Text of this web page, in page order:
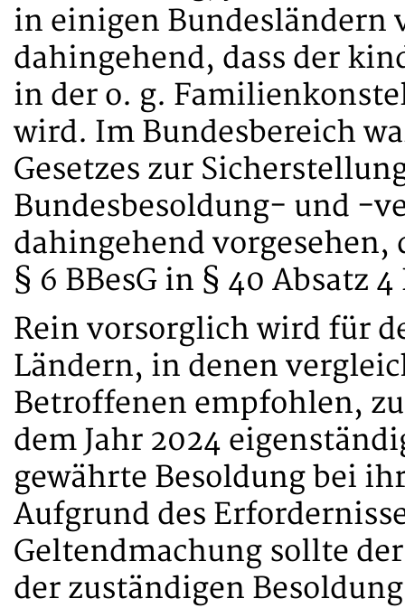
in einigen Bundesländern
dahingehend, dass der
in der o. g.
wird. Im Bundesbereich
Gesetzes zur
Bundesbesoldung- und -
dahingehend vorgesehen,
§ 6 BBesG in § 40 Absatz
Rein vorsorglich wird für
Ländern, in denen
Betroffenen empfohlen,
dem Jahr 2024
gewährte Besoldung bei
Aufgrund des
Geltendmachung sollte
der zuständigen